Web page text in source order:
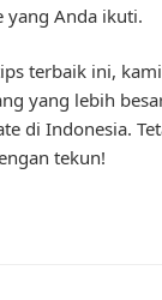
yang Anda ikuti.
terbaik ini,
yang lebih
di Indonesia.
tekun!